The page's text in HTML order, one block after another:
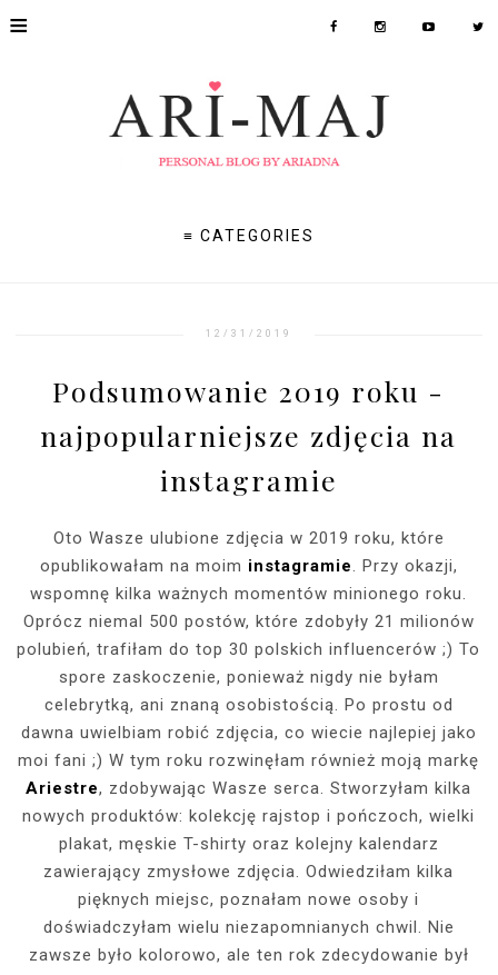
≡
≡ CATEGORIES
12/31/2019
Podsumowanie 2019 roku -
najpopularniejsze zdjęcia na
instagramie
Oto Wasze ulubione zdjęcia w 2019 roku, które
opublikowałam na moim instagramie. Przy okazji,
wspomnę kilka ważnych momentów minionego roku.
Oprócz niemal 500 postów, które zdobyły 21 milionów
polubień, trafiłam do top 30 polskich influencerów ;) To
spore zaskoczenie, ponieważ nigdy nie byłam
celebrytką, ani znaną osobistością. Po prostu od
dawna uwielbiam robić zdjęcia, co wiecie najlepiej jako
moi fani ;) W tym roku rozwinęłam również moją markę
Ariestre, zdobywając Wasze serca. Stworzyłam kilka
nowych produktów: kolekcję rajstop i pończoch, wielki
plakat, męskie T-shirty oraz kolejny kalendarz
zawierający zmysłowe zdjęcia. Odwiedziłam kilka
pięknych miejsc, poznałam nowe osoby i
doświadczyłam wielu niezapomnianych chwil. Nie
zawsze było kolorowo, ale ten rok zdecydowanie był